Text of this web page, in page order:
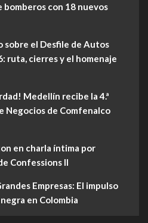
con 18 nuevos
sobre el Desfile de Autos
ruta, cierres y el homenaje
Medellín recibe la 4.ª
Negocios de Comfenalco
en charla íntima por
Confessions II
Empresas: El impulso
en Colombia